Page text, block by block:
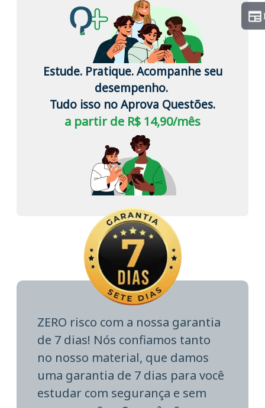
Estude. Pratique. Acompanhe seu
desempenho.
Tudo isso no Aprova Questões.
a partir de R$ 14,90/mês
ZERO risco com a nossa garantia
de 7 dias! Nós confiamos tanto
no nosso material, que damos
uma garantia de 7 dias para você
estudar com segurança e sem